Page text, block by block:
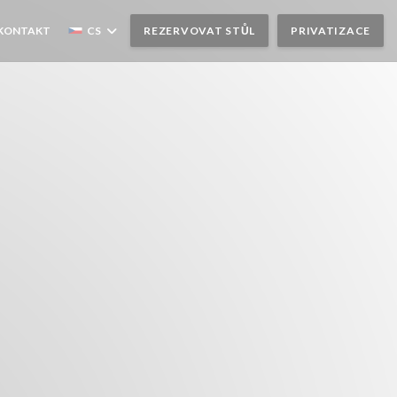
V NOVÉM OKNĚ))
CS REZERVOVAT STŮL PRIVATIZACE